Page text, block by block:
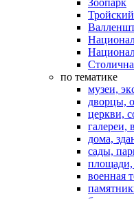
Зоопарк
по тематике
музеи,
дворцы,
церкви,
галереи,
дома,
сады,
военная